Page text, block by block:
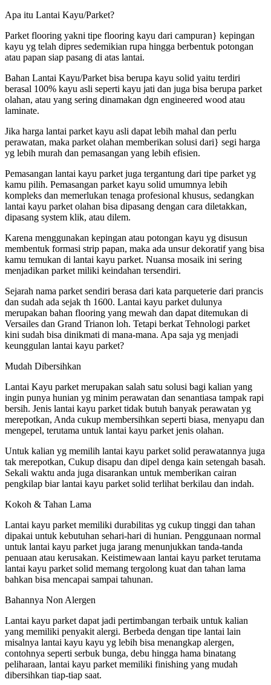
Apa itu Lantai Kayu/Parket?
Parket flooring yakni tipe flooring kayu dari campuran} kepingan
kayu yg telah dipres sedemikian rupa hingga berbentuk potongan
atau papan siap pasang di atas lantai.
Bahan Lantai Kayu/Parket bisa berupa kayu solid yaitu terdiri
berasal 100% kayu asli seperti kayu jati dan juga bisa berupa parket
olahan, atau yang sering dinamakan dgn engineered wood atau
laminate.
Jika harga lantai parket kayu asli dapat lebih mahal dan perlu
perawatan, maka parket olahan memberikan solusi dari} segi harga
yg lebih murah dan pemasangan yang lebih efisien.
Pemasangan lantai kayu parket juga tergantung dari tipe parket yg
kamu pilih. Pemasangan parket kayu solid umumnya lebih
kompleks dan memerlukan tenaga profesional khusus, sedangkan
lantai kayu parket olahan bisa dipasang dengan cara diletakkan,
dipasang system klik, atau dilem.
Karena menggunakan kepingan atau potongan kayu yg disusun
membentuk formasi strip papan, maka ada unsur dekoratif yang bisa
kamu temukan di lantai kayu parket. Nuansa mosaik ini sering
menjadikan parket miliki keindahan tersendiri.
Sejarah nama parket sendiri berasa dari kata parqueterie dari prancis
dan sudah ada sejak th 1600. Lantai kayu parket dulunya
merupakan bahan flooring yang mewah dan dapat ditemukan di
Versailes dan Grand Trianon loh. Tetapi berkat Tehnologi parket
kini sudah bisa dinikmati di mana-mana. Apa saja yg menjadi
keunggulan lantai kayu parket?
Mudah Dibersihkan
Lantai Kayu parket merupakan salah satu solusi bagi kalian yang
ingin punya hunian yg minim perawatan dan senantiasa tampak rapi
bersih. Jenis lantai kayu parket tidak butuh banyak perawatan yg
merepotkan, Anda cukup membersihkan seperti biasa, menyapu dan
mengepel, terutama untuk lantai kayu parket jenis olahan.
Untuk kalian yg memilih lantai kayu parket solid perawatannya juga
tak merepotkan, Cukup disapu dan dipel denga kain setengah basah.
Sekali waktu anda juga disarankan untuk memberikan cairan
pengkilap biar lantai kayu parket solid terlihat berkilau dan indah.
Kokoh & Tahan Lama
Lantai kayu parket memiliki durabilitas yg cukup tinggi dan tahan
dipakai untuk kebutuhan sehari-hari di hunian. Penggunaan normal
untuk lantai kayu parket juga jarang menunjukkan tanda-tanda
penuaan atau kerusakan. Keistimewaan lantai kayu parket terutama
lantai kayu parket solid memang tergolong kuat dan tahan lama
bahkan bisa mencapai sampai tahunan.
Bahannya Non Alergen
Lantai kayu parket dapat jadi pertimbangan terbaik untuk kalian
yang memiliki penyakit alergi. Berbeda dengan tipe lantai lain
misalnya lantai kayu kayu yg lebih bisa menangkap alergen,
contohnya seperti serbuk bunga, debu hingga hama binatang
peliharaan, lantai kayu parket memiliki finishing yang mudah
dibersihkan tiap-tiap saat.